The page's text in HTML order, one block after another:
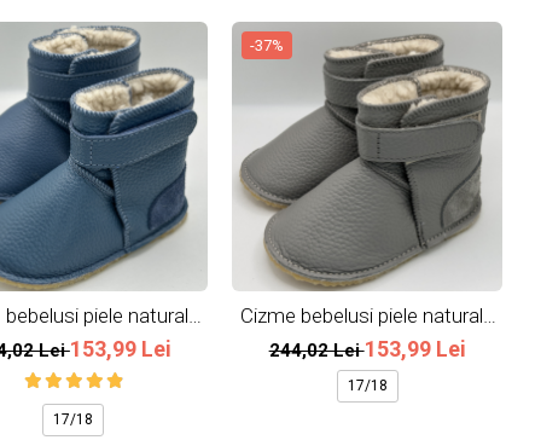
bebelusi piele naturala
All Blue
Lei153,99 Lei
17/18
-37%
Cizme bebelusi piele naturala
All Grey
244,02 Lei153,99 Lei
17/18